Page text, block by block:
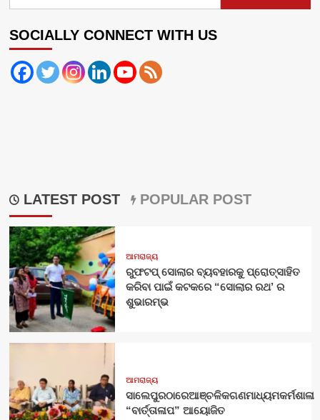
SOCIALLY CONNECT WITH US
LATEST POST POPULAR POST
ଆମରାଜ୍ୟ
ରୁଫଟପ୍ ସୋଲାର ବ୍ୟବହାରକୁ ପ୍ରୋତ୍ସାହିତ
କରିବା ପାଇଁ କଟକରେ “ସୋଲାର ରଥ’ ର
ଶୁଭାରମ୍ଭ
ଆମରାଜ୍ୟ
ସାଲେପୁରଠାରେଆଞ୍ଚଳିକଗଣମାଧ୍ୟମକର୍ମଶାଳା
“ବାର୍ତ୍ତାଳାପ” ଆୟୋଜିତ